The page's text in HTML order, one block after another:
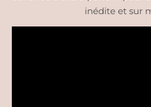
inédite et sur